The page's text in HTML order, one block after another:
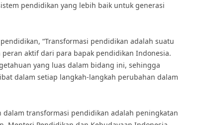
pendidikan yang lebih baik untuk generasi
“Transformasi pendidikan adalah suatu
aktif dari para bapak pendidikan Indonesia.
yang luas dalam bidang ini, sehingga
dalam setiap langkah-langkah perubahan dalam
transformasi pendidikan adalah peningkatan